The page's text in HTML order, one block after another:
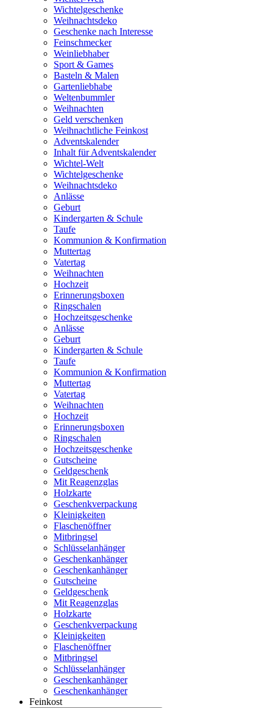
Wichtelgeschenke
Weihnachtsdeko
Geschenke nach Interesse
Feinschmecker
Weinliebhaber
Sport & Games
Basteln & Malen
Gartenliebhabe
Weltenbummler
Weihnachten
Geld verschenken
Weihnachtliche Feinkost
Adventskalender
Inhalt für Adventskalender
Wichtel-Welt
Wichtelgeschenke
Weihnachtsdeko
Anlässe
Geburt
Kindergarten & Schule
Taufe
Kommunion & Konfirmation
Muttertag
Vatertag
Weihnachten
Hochzeit
Erinnerungsboxen
Ringschalen
Hochzeitsgeschenke
Anlässe
Geburt
Kindergarten & Schule
Taufe
Kommunion & Konfirmation
Muttertag
Vatertag
Weihnachten
Hochzeit
Erinnerungsboxen
Ringschalen
Hochzeitsgeschenke
Gutscheine
Geldgeschenk
Mit Reagenzglas
Holzkarte
Geschenkverpackung
Kleinigkeiten
Flaschenöffner
Mitbringsel
Schlüsselanhänger
Geschenkanhänger
Geschenkanhänger
Gutscheine
Geldgeschenk
Mit Reagenzglas
Holzkarte
Geschenkverpackung
Kleinigkeiten
Flaschenöffner
Mitbringsel
Schlüsselanhänger
Geschenkanhänger
Geschenkanhänger
Feinkost